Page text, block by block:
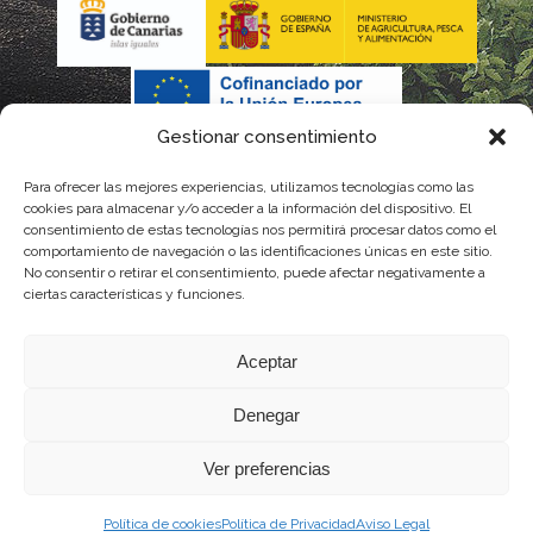
Gestionar consentimiento
Para ofrecer las mejores experiencias, utilizamos tecnologías como las
cookies para almacenar y/o acceder a la información del dispositivo. El
consentimiento de estas tecnologías nos permitirá procesar datos como el
comportamiento de navegación o las identificaciones únicas en este sitio.
No consentir o retirar el consentimiento, puede afectar negativamente a
ciertas características y funciones.
Aceptar
Denegar
Ver preferencias
Política de cookiesPolítica de PrivacidadAviso Legal
La gestión de la DOP Lanzarote realizada por este Consejo
Regulador es financiada, parcialmente, por el Gobierno de
Canarias
Instituto Canario de Calidad Agroalimentaria